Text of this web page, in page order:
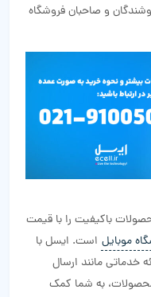
و صاحبان فروشگاه‌
باکیفیت را با قیمت
موبایل است. ایسل با
خدماتی مانند ارسال
بالای محصولات، به شما کمک